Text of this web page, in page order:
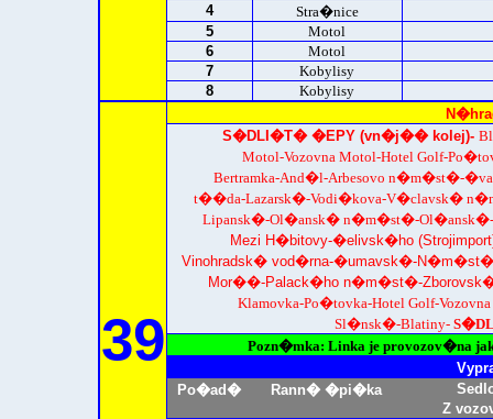
4
Stra�nice
5
Motol
6
Motol
7
Kobylisy
8
Kobylisy
39
S�DLI�T� �EPY (vn�j�� kolej)-
Motol-Vozovna Motol-Hotel Golf-
Bertramka-And�l-Arbesovo n�m�st�-
t��da-Lazarsk�-Vodi�kova-V�clavsk�
Lipansk�-Ol�ansk� n�m�st�-
Mezi H�bitovy-�elivsk�ho
Vinohradsk� vod�rna-�umavsk�-
Mor��-Palack�ho n�m�st�-Zborovsk�-
Klamovka-Po�tovka-Hotel Golf-
Sl�nsk�-Blatiny-
Pozn�mka: Linka je provozov�na
Po�ad�
Rann� �pi�ka
Z